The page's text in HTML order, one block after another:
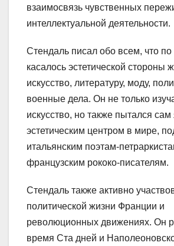
взаимосвязь чувственных
интеллектуальной деятельности.
Стендаль писал обо всем, что
касалось эстетической стороны
искусство, литературу, моду,
военные дела. Он не только
искусство, но также пытался сам
эстетическим центром в мире,
итальянским поэтам-
французским рококо-писателям.
Стендаль также активно
политической жизни Франции и
революционных движениях. Он
время Ста дней и